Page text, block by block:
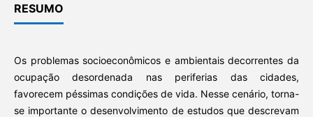
RESUMO
Os problemas socioeconômicos e ambientais decorrentes da
ocupação desordenada nas periferias das cidades,
favorecem péssimas condições de vida. Nesse cenário, torna-
se importante o desenvolvimento de estudos que descrevam